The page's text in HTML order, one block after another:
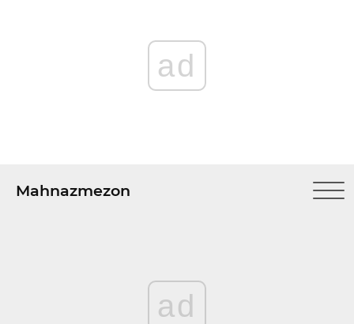
ad
Mahnazmezon
ad